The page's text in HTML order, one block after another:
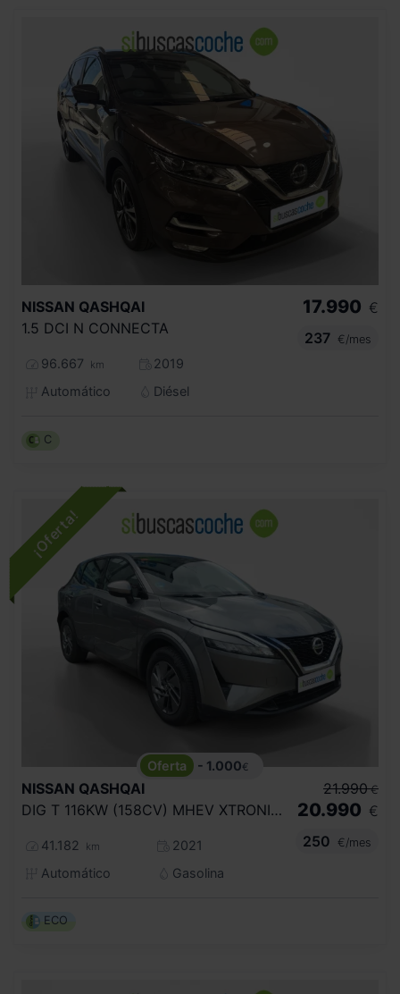
NISSAN QASHQAI
1.5 DCI N CONNECTA
96.667 km
2019
Automático
Diésel
17.990 €
237
€/mes
C
- 1.000€
NISSAN QASHQAI
DIG T 116KW (158CV) MHEV XTRONIC ACENTA
41.182 km
2021
Automático
Gasolina
21.990 €
20.990 €
250
€/mes
ECO